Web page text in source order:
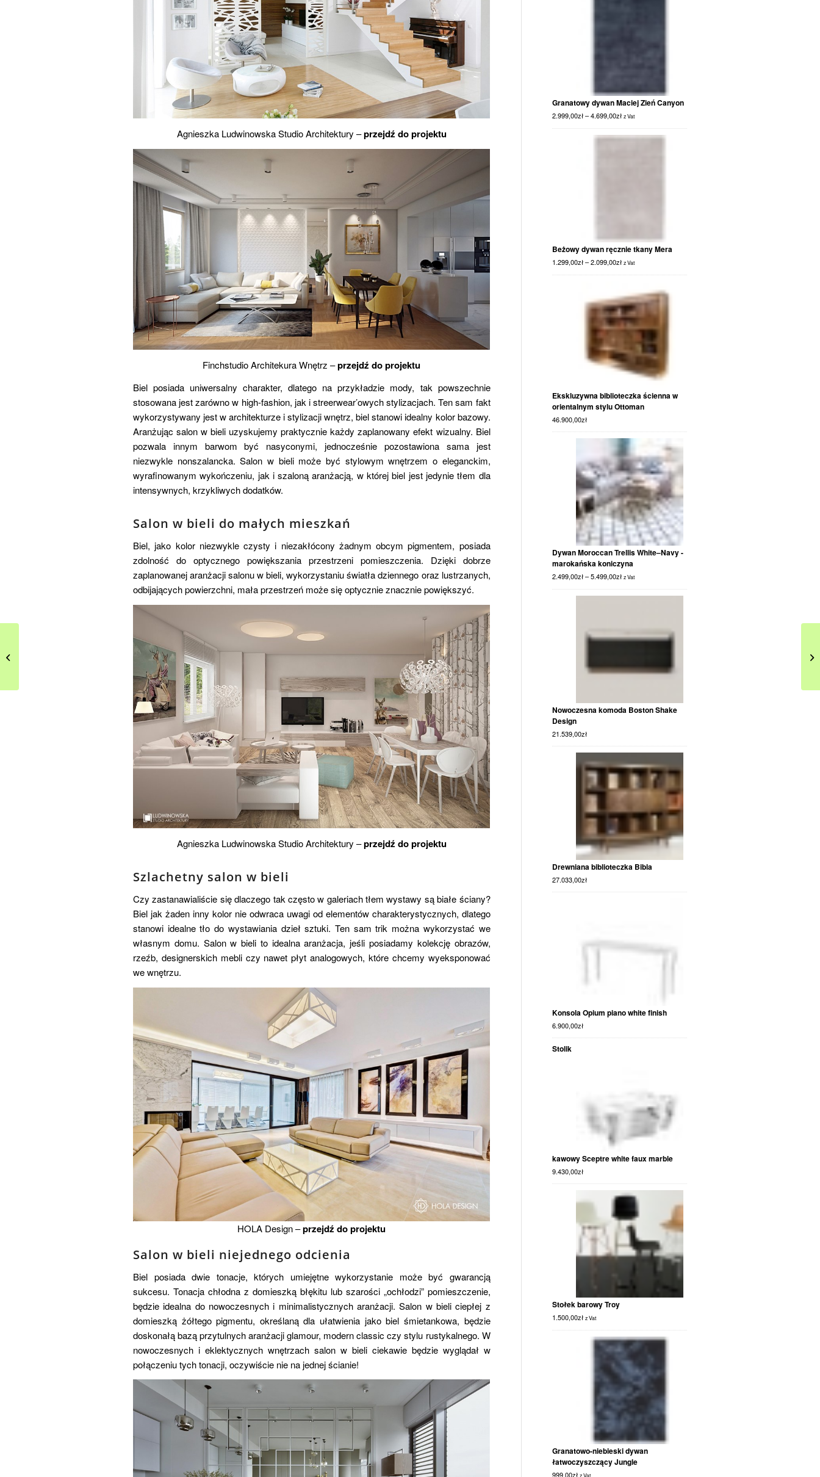
Agnieszka Ludwinowska Studio Architektury –przejdź do projektu
Finchstudio Architekura Wnętrz –przejdź do projektu
Biel posiada uniwersalny charakter, dlatego na przykładzie mody, tak powszechnie
stosowana jest zarówno w high-fashion, jak i streerwear’owych stylizacjach. Ten sam fakt
wykorzystywany jest w architekturze i stylizacji wnętrz, biel stanowi idealny kolor bazowy.
Aranżując salon w bieli uzyskujemy praktycznie każdy zaplanowany efekt wizualny. Biel
pozwala innym barwom być nasyconymi, jednocześnie pozostawiona sama jest
niezwykle nonszalancka. Salon w bieli może być stylowym wnętrzem o eleganckim,
wyrafinowanym wykończeniu, jak i szaloną aranżacją, w której biel jest jedynie tłem dla
intensywnych, krzykliwych dodatków.
Salon w bieli do małych mieszkań
Biel, jako kolor niezwykle czysty i niezakłócony żadnym obcym pigmentem, posiada
zdolność do optycznego powiększania przestrzeni pomieszczenia. Dzięki dobrze
zaplanowanej aranżacji salonu w bieli, wykorzystaniu światła dziennego oraz lustrzanych,
odbijających powierzchni, mała przestrzeń może się optycznie znacznie powiększyć.
Agnieszka Ludwinowska Studio Architektury –przejdź do projektu
Szlachetny salon w bieli
Czy zastanawialiście się dlaczego tak często w galeriach tłem wystawy są białe ściany?
Biel jak żaden inny kolor nie odwraca uwagi od elementów charakterystycznych, dlatego
stanowi idealne tło do wystawiania dzieł sztuki. Ten sam trik można wykorzystać we
własnym domu. Salon w bieli to idealna aranżacja, jeśli posiadamy kolekcję obrazów,
rzeźb, designerskich mebli czy nawet płyt analogowych, które chcemy wyeksponować
we wnętrzu.
HOLA Design –przejdź do projektu
Salon w bieli niejednego odcienia
Biel posiada dwie tonacje, których umiejętne wykorzystanie może być gwarancją
sukcesu. Tonacja chłodna z domieszką błękitu lub szarości „ochłodzi” pomieszczenie,
będzie idealna do nowoczesnych i minimalistycznych aranżacji. Salon w bieli ciepłej z
domieszką żółtego pigmentu, określaną dla ułatwienia jako biel śmietankowa, będzie
doskonałą bazą przytulnych aranżacji glamour, modern classic czy stylu rustykalnego. W
nowoczesnych i eklektycznych wnętrzach salon w bieli ciekawie będzie wyglądał w
połączeniu tych tonacji, oczywiście nie na jednej ścianie!
Granatowy dywan Maciej Zień Canyon
2.999,00zł–4.699,00zł z Vat
Beżowy dywan ręcznie tkany Mera
1.299,00zł–2.099,00zł z Vat
Ekskluzywna biblioteczka ścienna w
orientalnym stylu Ottoman
46.900,00zł
Dywan Moroccan Trellis White–Navy -
marokańska koniczyna
2.499,00zł–5.499,00zł z Vat
Nowoczesna komoda Boston Shake
Design
21.539,00zł
Drewniana biblioteczka Bibla
27.033,00zł
Konsola Opium piano white finish
6.900,00zł
Stolik
kawowy Sceptre white faux marble
9.430,00zł
Stołek barowy Troy
1.500,00zł z Vat
Granatowo-niebieski dywan
łatwoczyszczący Jungle
999,00zł z Vat